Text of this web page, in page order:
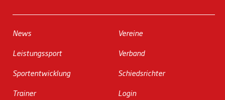
News
Leistungssport
Sportentwicklung
Trainer
Vereine
Verband
Schiedsrichter
Login